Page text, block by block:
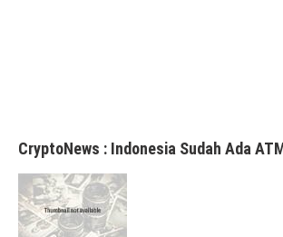
CryptoNews : Indonesia Sudah Ada